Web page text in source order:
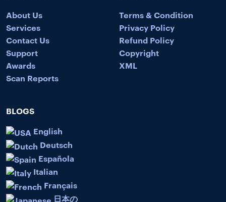
About Us
Services
Contact Us
Support
Awards
Scan Reports
Terms & Condition
Privacy Policy
Refund Policy
Copyright
XML
BLOGS
English
Deutsch
Española
Italian
Français
日本の